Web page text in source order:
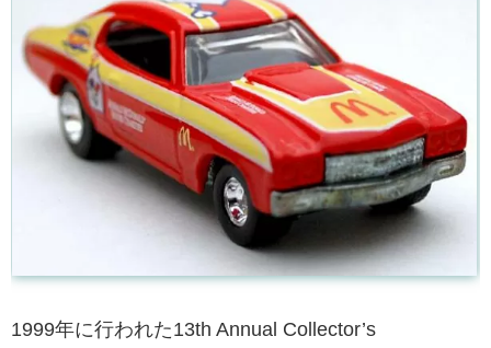
1999年に行われた13th Annual Collector’s